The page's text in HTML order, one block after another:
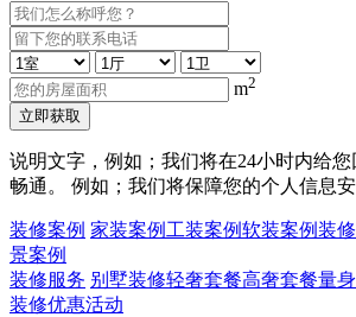
m2
立即获取
说明文字，例如；我们将在24小时内给
畅通。 例如；我们将保障您的个人信息
装修案例 家装案例 工装案例软装案例装
景案例
装修服务 别墅装修轻奢套餐高奢套餐量
装修优惠活动